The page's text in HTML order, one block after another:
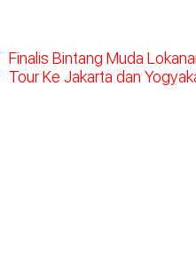
Finalis Bintang Muda
Tour Ke Jakarta dan